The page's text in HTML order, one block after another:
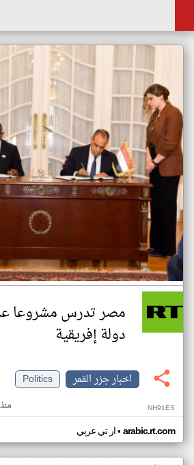
مصر تدرس مشروعا
دولة إفريقية
اخبار جزر القمر
Politics
NH91ES
ار تي عربي• arabic.rt.com